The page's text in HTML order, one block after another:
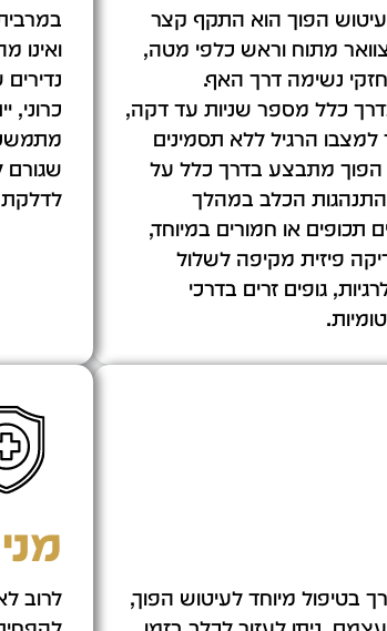
הפוך הוא התקף קצר
מתוח וראש כלפי מטה,
נשימה דרך האף.
כלל מספר שניות עד דקה,
הרגיל ללא תסמינים
הפוך מתבצע בדרך כלל על
הכלב במהלך
או חמורים במיוחד,
פיזית מקיפה לשלול
גופים זרים בדרכי
ואינו
כרוני,
שגורם
בטיפול מיוחד לעיטוש הפוך,
לרוב